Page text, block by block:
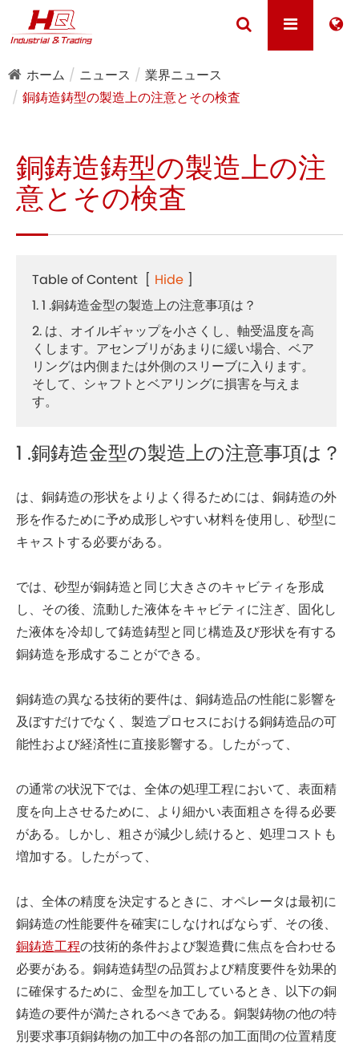
ホーム ニュース
業界ニュース
銅鋳造鋳型の製造上の注意とその検査
銅鋳造鋳型の製造上の注
意とその検査
Table of Content [ Hide ]
1. 1 .銅鋳造金型の製造上の注意事項は？
2. は、オイルギャップを小さくし、軸受温度を高
くします。アセンブリがあまりに緩い場合、ベア
リングは内側または外側のスリーブに入ります。
そして、シャフトとベアリングに損害を与えま
す。
1 .銅鋳造金型の製造上の注意事項は？
は、銅鋳造の形状をよりよく得るためには、銅鋳造の外
形を作るために予め成形しやすい材料を使用し、砂型に
キャストする必要がある。
では、砂型が銅鋳造と同じ大きさのキャビティを形成
し、その後、流動した液体をキャビティに注ぎ、固化し
た液体を冷却して鋳造鋳型と同じ構造及び形状を有する
銅鋳造を形成することができる。
銅鋳造の異なる技術的要件は、銅鋳造品の性能に影響を
及ぼすだけでなく、製造プロセスにおける銅鋳造品の可
能性および経済性に直接影響する。したがって、
の通常の状況下では、全体の処理工程において、表面精
度を向上させるために、より細かい表面粗さを得る必要
がある。しかし、粗さが減少し続けると、処理コストも
増加する。したがって、
は、全体の精度を決定するときに、オペレータは最初に
銅鋳造の性能要件を確実にしなければならず、その後、
銅鋳造工程の技術的条件および製造費に焦点を合わせる
必要がある。銅鋳造鋳型の品質および精度要件を効果的
に確保するために、金型を加工しているとき、以下の銅
鋳造の要件が満たされるべきである。銅製鋳物の他の特
別要求事項銅鋳物の加工中の各部の加工面間の位置精度